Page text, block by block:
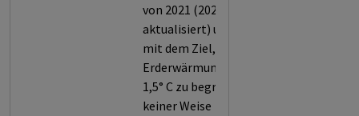
von 2021 (2022
aktualisiert) und sind
mit dem Ziel, die
Erderwärmung auf
1,5° C zu begrenzen, in
keiner Weise